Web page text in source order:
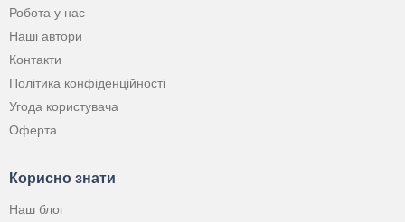
Робота у нас
Наші автори
Контакти
Політика конфіденційності
Угода користувача
Оферта
Корисно знати
Наш блог